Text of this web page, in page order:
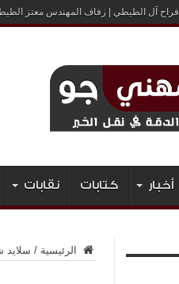
أفراح آل الطيطي | زفاف المهندس معتز
أخبار كتابات نقابات
الرئيسية / سلايد